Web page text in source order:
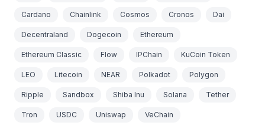
Cardano Chainlink Cosmos Cronos Dai
Decentraland Dogecoin Ethereum
Ethereum Classic Flow IPChain KuCoin Token
LEO Litecoin NEAR Polkadot Polygon
Ripple Sandbox Shiba Inu Solana Tether
Tron USDC Uniswap VeChain